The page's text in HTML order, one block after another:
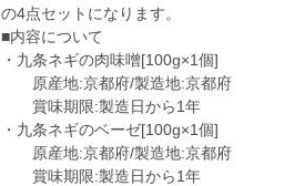
の4点セットになります。
■内容について
・九条ネギの肉味噌[100g×1個]
原産地:京都府/製造地:京都府
賞味期限:製造日から1年
・九条ネギのベーゼ[100g×1個]
原産地:京都府/製造地:京都府
賞味期限:製造日から1年